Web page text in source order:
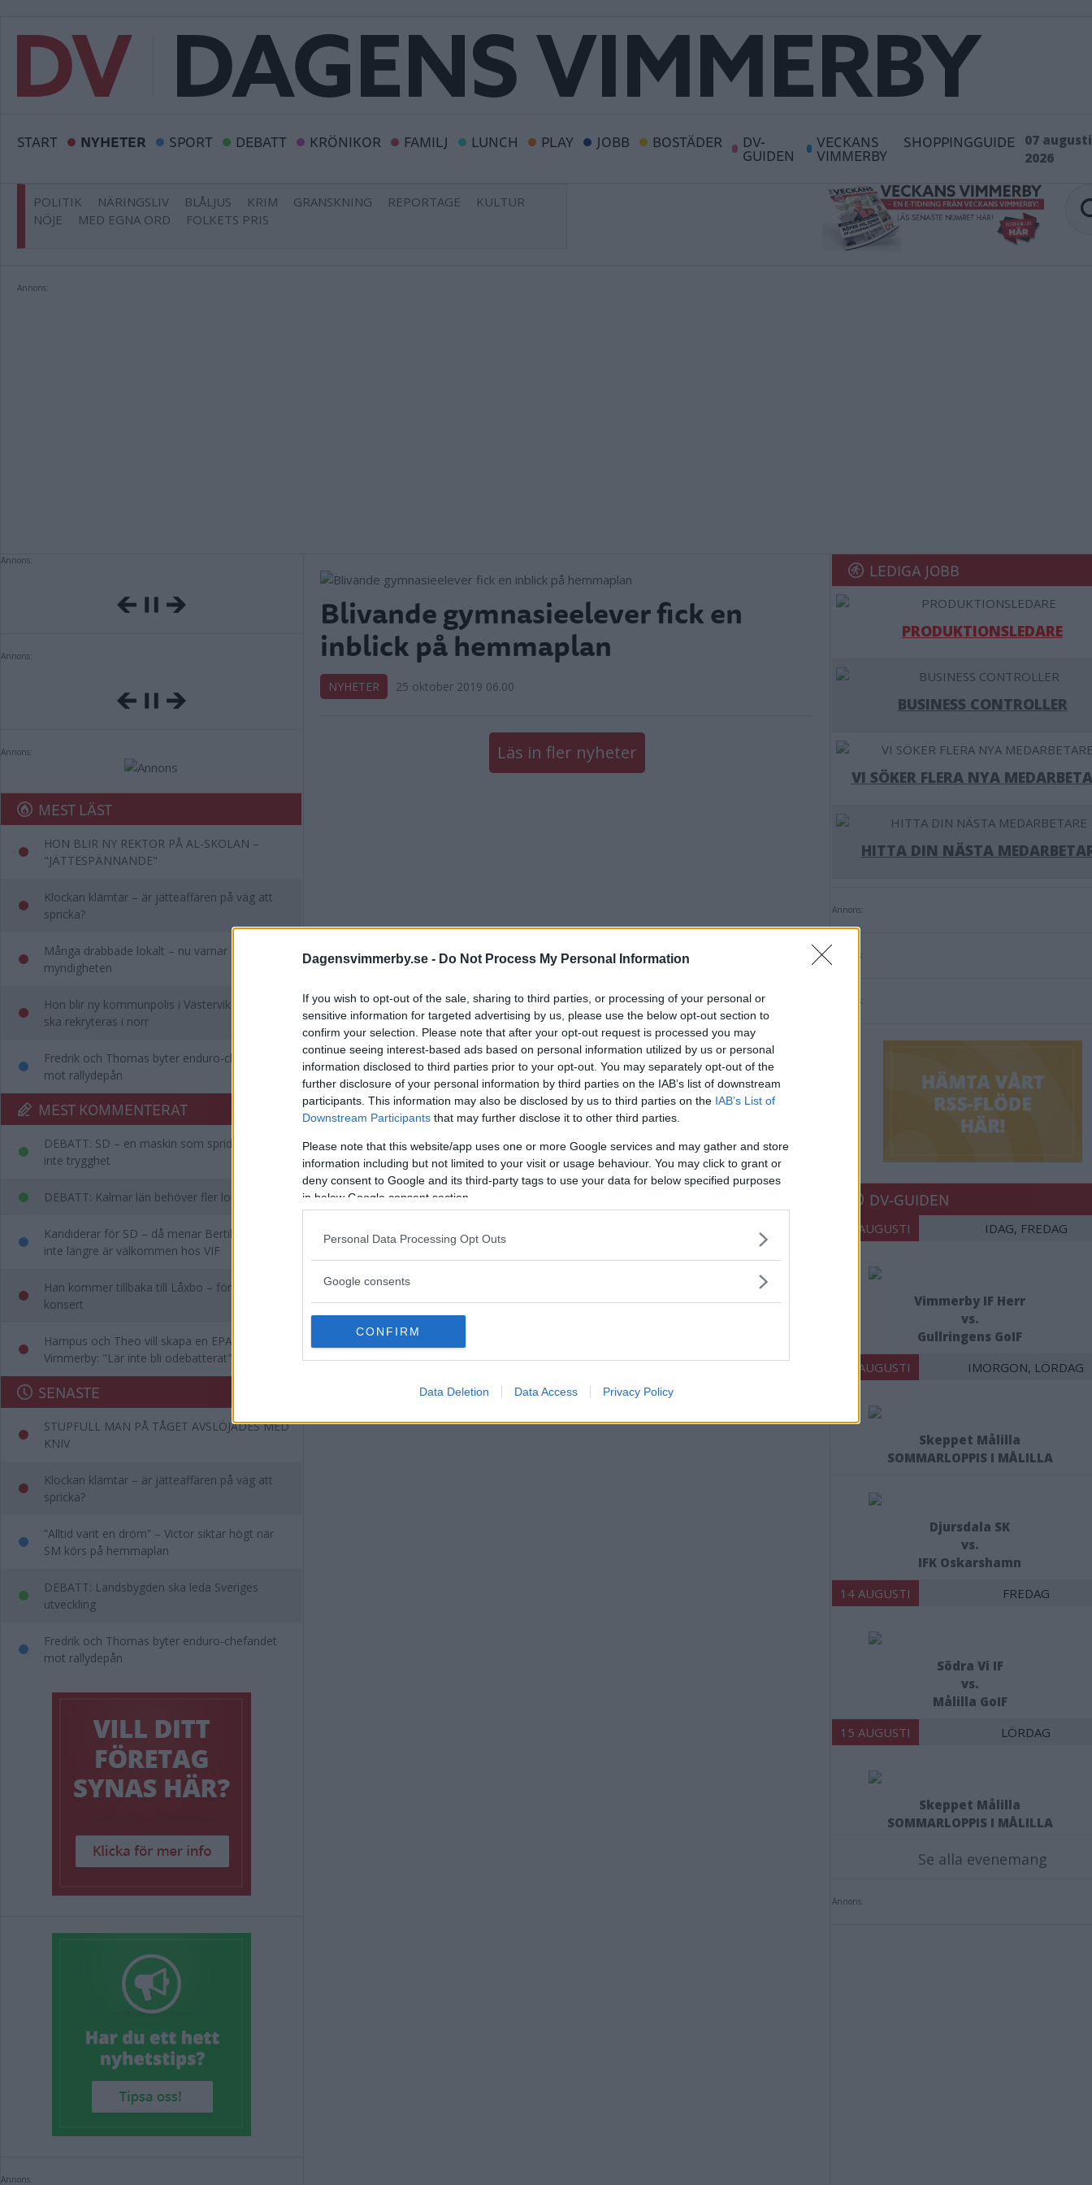
Dagensvimmerby.se - Do Not Process My Personal Information
If you wish to opt-out of the sale, sharing to third parties, or processing of your personal or
sensitive information for targeted advertising by us, please use the below opt-out section to
confirm your selection. Please note that after your opt-out request is processed you may
continue seeing interest-based ads based on personal information utilized by us or personal
information disclosed to third parties prior to your opt-out. You may separately opt-out of the
further disclosure of your personal information by third parties on the IAB’s list of downstream
participants. This information may also be disclosed by us to third parties on the IAB’s List of
Downstream Participants that may further disclose it to other third parties.
Please note that this website/app uses one or more Google services and may gather and store
information including but not limited to your visit or usage behaviour. You may click to grant or
deny consent to Google and its third-party tags to use your data for below specified purposes
in below Google consent section.
Personal Data Processing Opt Outs
Google consents
CONFIRM
Data Deletion Data Access Privacy Policy
START NYHETER SPORT DEBATT KRÖNIKOR FAMILJ LUNCH PLAY JOBB BOSTÄDER DV-
GUIDEN
VECKANS
VIMMERBY
SHOPPINGGUIDE
07 augusti
2026
POLITIK NÄRINGSLIV BLÅLJUS KRIM GRANSKNING REPORTAGE
KULTUR
NÖJE
MED EGNA ORD FOLKETS PRIS
Annons:
Annons:
Annons:
Annons:
MEST LÄST
HON BLIR NY REKTOR PÅ AL-SKOLAN –
"JÄTTESPÄNNANDE"
Klockan klämtar – är jätteaffären på väg att
spricka?
Många drabbade lokalt – nu varnar
myndigheten
Hon blir ny kommunpolis i Västervik – ny chef
ska rekryteras i norr
Fredrik och Thomas byter enduro-chefandet
mot rallydepån
MEST KOMMENTERAT
DEBATT: SD – en maskin som sprider rädsla,
inte trygghet
DEBATT: Kalmar län behöver fler lobbyister
Kandiderar för SD – då menar Bertil att han
inte längre är välkommen hos VIF
Han kommer tillbaka till Låxbo – för egen
konsert
Hampus och Theo vill skapa en EPA-slinga i
Vimmerby: "Lär inte bli odebatterat"
SENASTE
STUPFULL MAN PÅ TÅGET AVSLÖJADES MED
KNIV
Klockan klämtar – är jätteaffären på väg att
spricka?
”Alltid varit en dröm” – Victor siktar högt när
SM körs på hemmaplan
DEBATT: Landsbygden ska leda Sveriges
utveckling
Fredrik och Thomas byter enduro-chefandet
mot rallydepån
Annons:
Blivande gymnasieelever fick en
inblick på hemmaplan
NYHETER 25 oktober 2019 06.00
Läs in fler nyheter
LEDIGA JOBB
PRODUKTIONSLEDARE
BUSINESS CONTROLLER
VI SÖKER FLERA NYA
HITTA DIN NÄSTA
Annons:
Annons:
Annons:
DV-GUIDEN
07 AUGUSTI IDAG, FREDAG
Vimmerby IF Herr
vs.
Gullringens GoIF
08 AUGUSTI IMORGON, LÖRDAG
Skeppet Målilla
SOMMARLOPPIS I MÅLILLA
Djursdala SK
vs.
IFK Oskarshamn
14 AUGUSTI FREDAG
Södra Vi IF
vs.
Målilla GoIF
15 AUGUSTI LÖRDAG
Skeppet Målilla
SOMMARLOPPIS I MÅLILLA
Se alla evenemang
Annons: